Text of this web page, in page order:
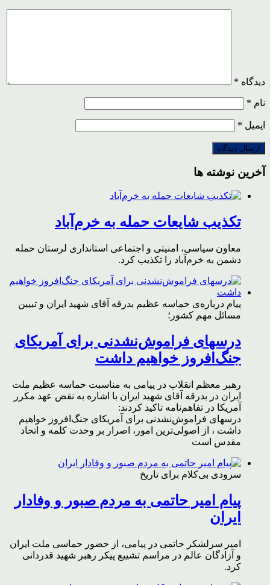
دیدگاه *
نام *
ایمیل *
آخرین نوشته ها
تکذیب شایعات حمله به خرم‌آباد
معاون سیاسی، امنیتی و اجتماعی استانداری لرستان حمله
دشمن به خرم‌آباد را تکذیب کرد.
پیام درباره‌ی حماسه عظیم بدرقه آقای شهید ایران و تبیین
مسائل مهم کشور؛
درسهای فراموش‌نشدنی برای آمریکای
جنگ‌افروز خواهیم داشت
رهبر معظم انقلاب در پیامی به مناسبت حماسه عظیم ملت
ایران در بدرقه آقای شهید ایران با اشاره به نقض عهد مکرر
آمریکا در تفاهم‌نامه تاکید کردند:
درسهای فراموش‌نشدنی برای آمریکای جنگ‌افروز خواهیم
داشت ، از اصولی‌ترین امور، اصرار بر وحدت کلمه و اتحاد
مقدس است
سرودی بی‌کلام برای تاریخ
پیام امیر حاتمی به مردم صبور و وفادار
ایران
امیر سرلشکر حاتمی در پیامی، از حضور حماسی ملت ایران
و آزادگان عالم در مراسم تشییع پیکر رهبر شهید قدردانی
کرد.